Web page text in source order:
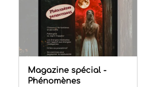
Magazine spécial -
Phénomènes